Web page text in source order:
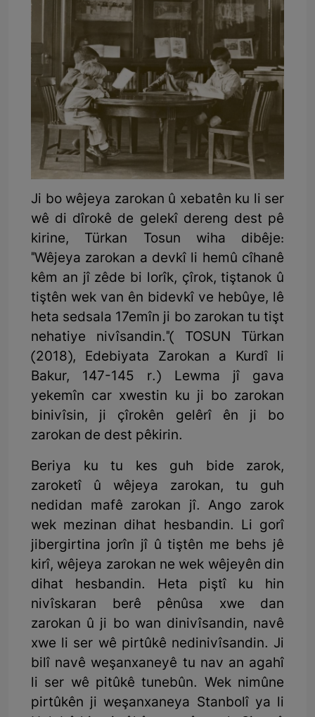
Ji bo wêjeya zarokan û xebatên ku li ser
wê di dîrokê de gelekî dereng dest pê
kirine, Türkan Tosun wiha dibêje:
"Wêjeya zarokan a devkî li hemû cîhanê
kêm an jî zêde bi lorîk, çîrok, tiştanok û
tiştên wek van ên bidevkî ve hebûye, lê
heta sedsala 17emîn ji bo zarokan tu tişt
nehatiye nivîsandin."( TOSUN Türkan
(2018), Edebiyata Zarokan a Kurdî li
Bakur, 147-145 r.) Lewma jî gava
yekemîn car xwestin ku ji bo zarokan
binivîsin, ji çîrokên gelêrî ên ji bo
zarokan de dest pêkirin.
Beriya ku tu kes guh bide zarok,
zaroketî û wêjeya zarokan, tu guh
nedidan mafê zarokan jî. Ango zarok
wek mezinan dihat hesbandin. Li gorî
jibergirtina jorîn jî û tiştên me behs jê
kirî, wêjeya zarokan ne wek wêjeyên din
dihat hesbandin. Heta piştî ku hin
nivîskaran berê pênûsa xwe dan
zarokan û ji bo wan dinivîsandin, navê
xwe li ser wê pirtûkê nedinivîsandin. Ji
bilî navê weşanxaneyê tu nav an agahî
li ser wê pitûkê tunebûn. Wek nimûne
pirtûkên ji weşanxaneya Stanbolî ya li